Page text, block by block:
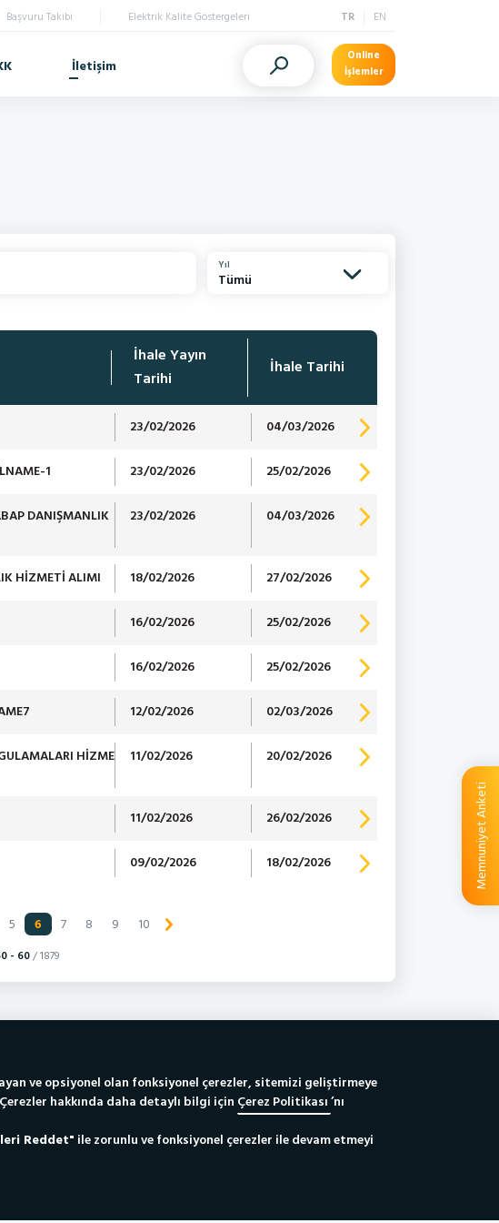
Başvuru Takibi Elektrik Kalite Göstergeleri TR EN
İletişim
Online
İşlemler
Yıl
Tümü
İhale Yayın
Tarihi
İhale Tarihi
23/02/2026 04/03/2026
1 23/02/2026 25/02/2026
DANIŞMANLIK
23/02/2026 04/03/2026
HİZMETİ ALIMI 18/02/2026 27/02/2026
16/02/2026 25/02/2026
16/02/2026 25/02/2026
12/02/2026 02/03/2026
HİZME
11/02/2026 20/02/2026
11/02/2026 26/02/2026
09/02/2026 18/02/2026
5 6 7 8 9 10
- 60/ 1879
Elektrikçi Listesi Çerez Politikası & Ayarları
ve opsiyonel olan fonksiyonel çerezler, sitemizi geliştirmeye
hakkında daha detaylı bilgi için Çerez Politikası’nı
Reddet" ile zorunlu ve fonksiyonel çerezler ile devam etmeyi
Memnuniyet Anketi